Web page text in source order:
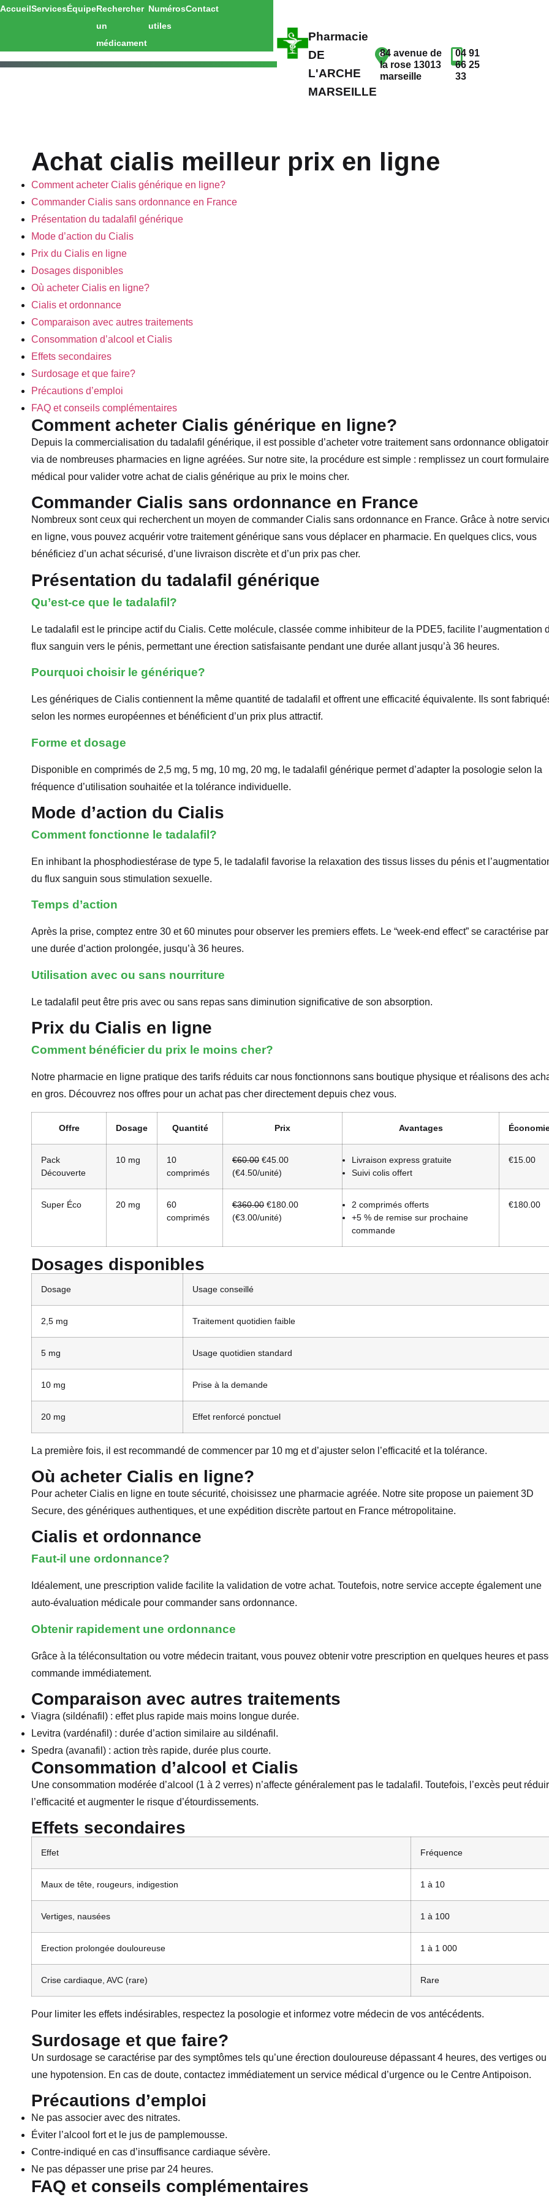
Pharmacie
DE
L'ARCHE
MARSEILLE
84 avenue de
la rose 13013
marseille
04 91
66 25
33
AccueilServicesÉquipeRechercher
un
médicament
Numéros
utiles
Contact
Achat cialis meilleur prix en ligne
Comment acheter Cialis générique en ligne?
Commander Cialis sans ordonnance en France
Présentation du tadalafil générique
Mode d’action du Cialis
Prix du Cialis en ligne
Dosages disponibles
Où acheter Cialis en ligne?
Cialis et ordonnance
Comparaison avec autres traitements
Consommation d’alcool et Cialis
Effets secondaires
Surdosage et que faire?
Précautions d’emploi
FAQ et conseils complémentaires
Comment acheter Cialis générique en ligne?
Depuis la commercialisation du tadalafil générique, il est possible d’acheter votre traitement sans ordonnance
via de nombreuses pharmacies en ligne agréées. Sur notre site, la procédure est simple : remplissez un court formulaire
médical pour valider votre achat de cialis générique au prix le moins cher.
Commander Cialis sans ordonnance en France
Nombreux sont ceux qui recherchent un moyen de commander Cialis sans ordonnance en France. Grâce à notre
en ligne, vous pouvez acquérir votre traitement générique sans vous déplacer en pharmacie. En quelques clics, vous
bénéficiez d’un achat sécurisé, d’une livraison discrète et d’un prix pas cher.
Présentation du tadalafil générique
Qu’est-ce que le tadalafil?
Le tadalafil est le principe actif du Cialis. Cette molécule, classée comme inhibiteur de la PDE5, facilite l’augmentation
flux sanguin vers le pénis, permettant une érection satisfaisante pendant une durée allant jusqu’à 36 heures.
Pourquoi choisir le générique?
Les génériques de Cialis contiennent la même quantité de tadalafil et offrent une efficacité équivalente. Ils sont
selon les normes européennes et bénéficient d’un prix plus attractif.
Forme et dosage
Disponible en comprimés de 2,5 mg, 5 mg, 10 mg, 20 mg, le tadalafil générique permet d’adapter la posologie selon la
fréquence d’utilisation souhaitée et la tolérance individuelle.
Mode d’action du Cialis
Comment fonctionne le tadalafil?
En inhibant la phosphodiestérase de type 5, le tadalafil favorise la relaxation des tissus lisses du pénis et
du flux sanguin sous stimulation sexuelle.
Temps d’action
Après la prise, comptez entre 30 et 60 minutes pour observer les premiers effets. Le “week-end effect” se caractérise par
une durée d’action prolongée, jusqu’à 36 heures.
Utilisation avec ou sans nourriture
Le tadalafil peut être pris avec ou sans repas sans diminution significative de son absorption.
Prix du Cialis en ligne
Comment bénéficier du prix le moins cher?
Notre pharmacie en ligne pratique des tarifs réduits car nous fonctionnons sans boutique physique et réalisons des
en gros. Découvrez nos offres pour un achat pas cher directement depuis chez vous.
Offre Dosage Quantité Prix Avantages
Pack
Découverte
10 mg
10
comprimés
€60.00 €45.00
(€4.50/unité)
Livraison express gratuite
Suivi colis offert
€15.00
Super Éco 20 mg
60
comprimés
€360.00 €180.00
(€3.00/unité)
2 comprimés offerts
+5 % de remise sur prochaine
commande
€180.00
Dosages disponibles
Dosage Usage conseillé
2,5 mg Traitement quotidien faible
5 mg Usage quotidien standard
10 mg Prise à la demande
20 mg Effet renforcé ponctuel
La première fois, il est recommandé de commencer par 10 mg et d’ajuster selon l’efficacité et la tolérance.
Où acheter Cialis en ligne?
Pour acheter Cialis en ligne en toute sécurité, choisissez une pharmacie agréée. Notre site propose un paiement 3D
Secure, des génériques authentiques, et une expédition discrète partout en France métropolitaine.
Cialis et ordonnance
Faut-il une ordonnance?
Idéalement, une prescription valide facilite la validation de votre achat. Toutefois, notre service accepte également une
auto-évaluation médicale pour commander sans ordonnance.
Obtenir rapidement une ordonnance
Grâce à la téléconsultation ou votre médecin traitant, vous pouvez obtenir votre prescription en quelques heures et
commande immédiatement.
Comparaison avec autres traitements
Viagra (sildénafil) : effet plus rapide mais moins longue durée.
Levitra (vardénafil) : durée d’action similaire au sildénafil.
Spedra (avanafil) : action très rapide, durée plus courte.
Consommation d’alcool et Cialis
Une consommation modérée d’alcool (1 à 2 verres) n’affecte généralement pas le tadalafil. Toutefois, l’excès peut
l’efficacité et augmenter le risque d’étourdissements.
Effets secondaires
Effet Fréquence
Maux de tête, rougeurs, indigestion 1 à 10
Vertiges, nausées 1 à 100
Erection prolongée douloureuse 1 à 1 000
Crise cardiaque, AVC (rare) Rare
Pour limiter les effets indésirables, respectez la posologie et informez votre médecin de vos antécédents.
Surdosage et que faire?
Un surdosage se caractérise par des symptômes tels qu’une érection douloureuse dépassant 4 heures, des vertiges ou
une hypotension. En cas de doute, contactez immédiatement un service médical d’urgence ou le Centre Antipoison.
Précautions d’emploi
Ne pas associer avec des nitrates.
Éviter l’alcool fort et le jus de pamplemousse.
Contre-indiqué en cas d’insuffisance cardiaque sévère.
Ne pas dépasser une prise par 24 heures.
FAQ et conseils complémentaires